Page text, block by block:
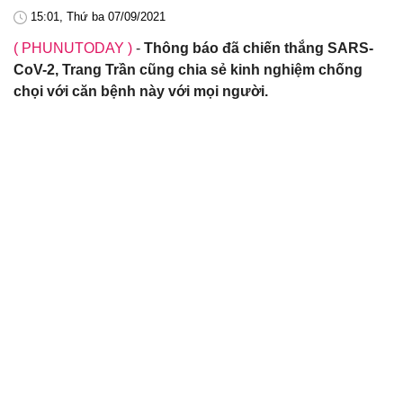
15:01, Thứ ba 07/09/2021
( PHUNUTODAY ) - Thông báo đã chiến thắng SARS-
CoV-2, Trang Trần cũng chia sẻ kinh nghiệm chống
chọi với căn bệnh này với mọi người.